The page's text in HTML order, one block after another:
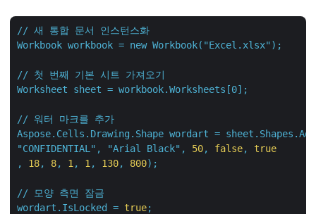
// 새 통합 문서
인스턴스화
Workbook workbook = new Workbook("Excel.xlsx");
// 첫 번째 기본 시트
가져오기
Worksheet
sheet = workbook.Worksheets[0];
// 워터 마크를
추가
Aspose.Cells.Drawing.Shape wordart =
"CONFIDENTIAL" , "Arial Black" , 50, false,
true
,
18, 8, 1 , 1 , 130, 800);
// 모양 측면
잠금
wordart.IsLocked
= true;